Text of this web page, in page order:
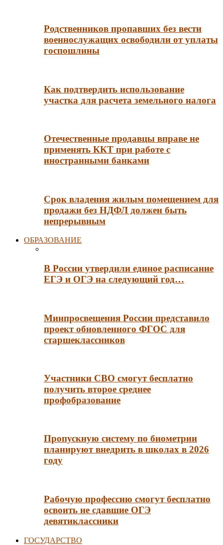
Родственников пропавших без вести
военнослужащих освободили от уплаты
госпошлины
Как подтвердить использование
участка для расчета земельного налога
Отечественные продавцы вправе не
применять ККТ при работе с
иностранными банками
Срок владения жилым помещением для
продажи без НДФЛ должен быть
непрерывным
ОБРАЗОВАНИЕ
В России утвердили единое расписание
ЕГЭ и ОГЭ на следующий год…
Минпросвещения России представило
проект обновленного ФГОС для
старшеклассников
Участники СВО смогут бесплатно
получить второе среднее
профобразование
Пропускную систему по биометрии
планируют внедрить в школах в 2026
году
Рабочую профессию смогут бесплатно
освоить не сдавшие ОГЭ
девятиклассники
ГОСУДАРСТВО